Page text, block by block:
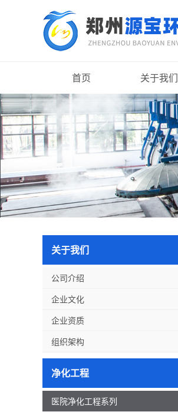
首页 关于我们
关于我们
公司介绍
企业文化
企业资质
组织架构
净化工程
医院净化工程系列